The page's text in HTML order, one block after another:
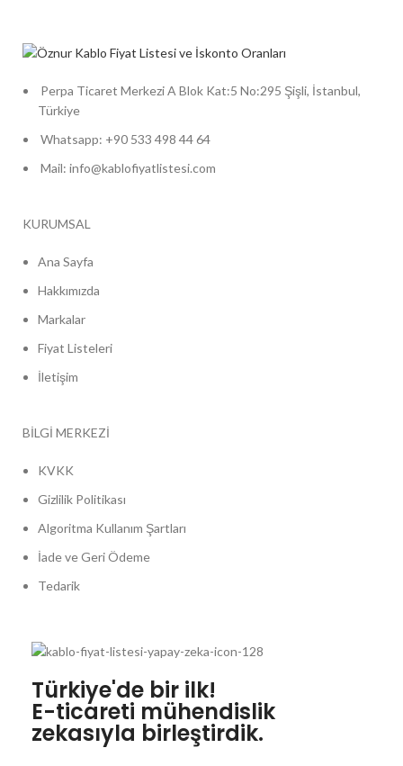
Perpa Ticaret Merkezi A Blok Kat:5 No:295 Şişli, İstanbul,
Türkiye
Whatsapp: +90 533 498 44 64
Mail: info@kablofiyatlistesi.com
KURUMSAL
Ana Sayfa
Hakkımızda
Markalar
Fiyat Listeleri
İletişim
BİLGİ MERKEZİ
KVKK
Gizlilik Politikası
Algoritma Kullanım Şartları
İade ve Geri Ödeme
Tedarik
Türkiye'de bir ilk!
E-ticareti mühendislik
zekasıyla birleştirdik.